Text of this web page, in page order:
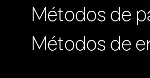
Métodos de
Métodos de